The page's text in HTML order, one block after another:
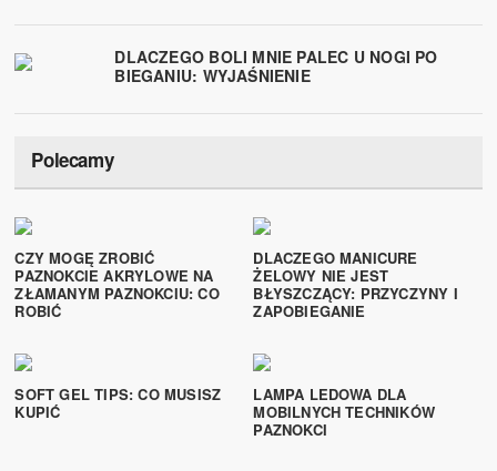
DLACZEGO BOLI MNIE PALEC U NOGI PO
BIEGANIU: WYJAŚNIENIE
Polecamy
CZY MOGĘ ZROBIĆ
PAZNOKCIE AKRYLOWE NA
ZŁAMANYM PAZNOKCIU: CO
ROBIĆ
DLACZEGO MANICURE
ŻELOWY NIE JEST
BŁYSZCZĄCY: PRZYCZYNY I
ZAPOBIEGANIE
SOFT GEL TIPS: CO MUSISZ
KUPIĆ
LAMPA LEDOWA DLA
MOBILNYCH TECHNIKÓW
PAZNOKCI